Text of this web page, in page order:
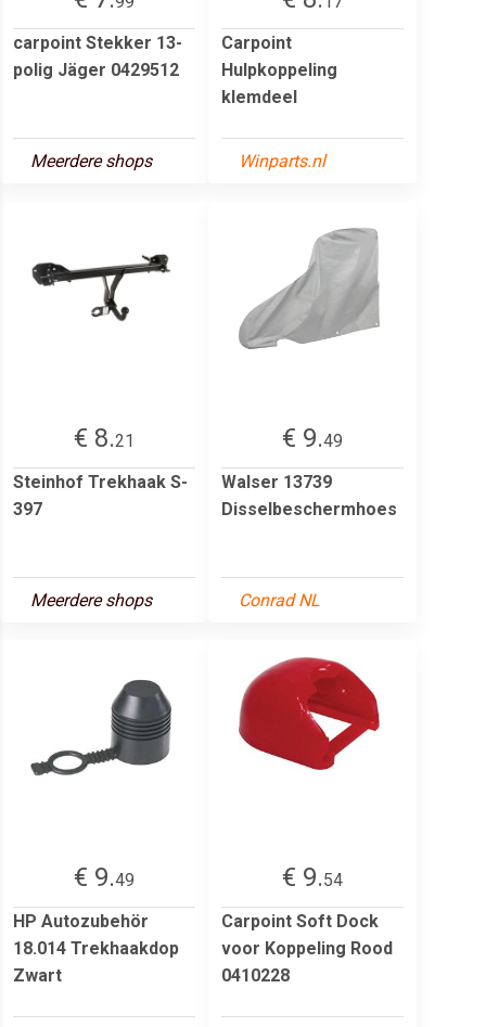
carpoint Stekker 13-
polig Jäger 0429512
Meerdere shops
Carpoint
Hulpkoppeling
klemdeel
Winparts.nl
€ 8.21
Steinhof Trekhaak S-
397
Meerdere shops
€ 9.49
Walser 13739
Disselbeschermhoes
Conrad NL
€ 9.49
HP Autozubehör
18.014 Trekhaakdop
Zwart
€ 9.54
Carpoint Soft Dock
voor Koppeling Rood
0410228